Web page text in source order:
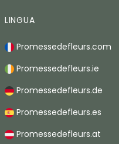
LINGUA
Promessedefleurs.com
Promessedefleurs.ie
Promessedefleurs.de
Promessedefleurs.es
Promessedefleurs.at